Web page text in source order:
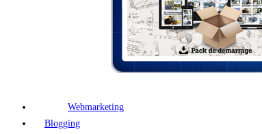
Webmarketing
Blogging